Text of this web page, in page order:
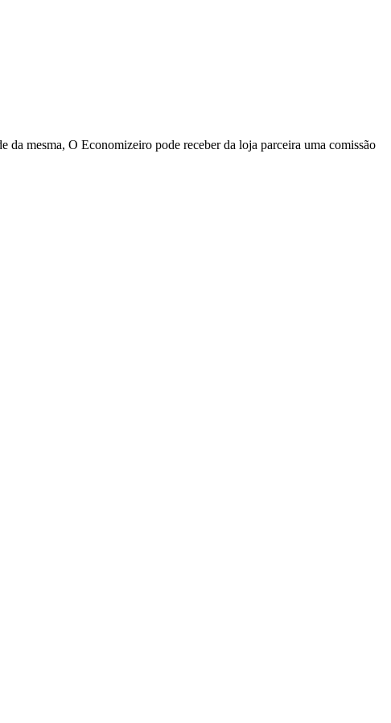
mesma, O Economizeiro pode receber da loja parceira uma comissão